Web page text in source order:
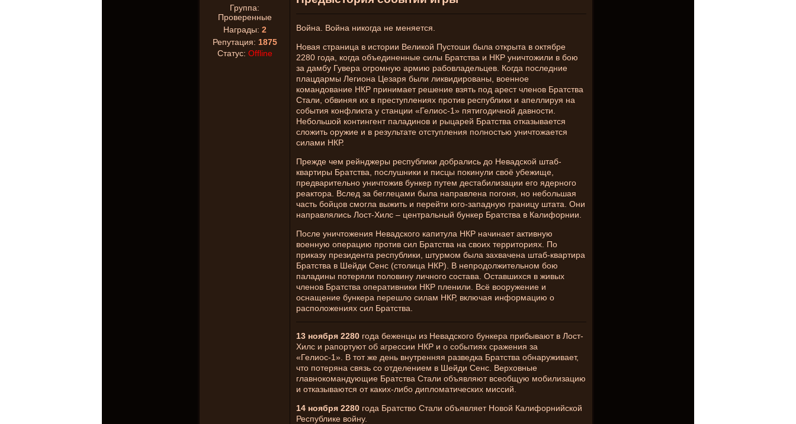
Группа:
Проверенные
Награды: 2
Репутация: 1875
Статус: Offline
Война. Война никогда не меняется.
Новая страница в истории Великой Пустоши была открыта в октябре
2280 года, когда объединенные силы Братства и НКР уничтожили в бою
за дамбу Гувера огромную армию рабовладельцев. Когда последние
плацдармы Легиона Цезаря были ликвидированы, военное
командование НКР принимает решение взять под арест членов Братства
Стали, обвиняя их в преступлениях против республики и апеллируя на
события конфликта у станции «Гелиос-1» пятигодичной давности.
Небольшой контингент паладинов и рыцарей Братства отказывается
сложить оружие и в результате отступления полностью уничтожается
силами НКР.
Прежде чем рейнджеры республики добрались до Невадской штаб-
квартиры Братства, послушники и писцы покинули своё убежище,
предварительно уничтожив бункер путем дестабилизации его ядерного
реактора. Вслед за беглецами была направлена погоня, но небольшая
часть бойцов смогла выжить и перейти юго-западную границу штата. Они
направлялись Лост-Хилс – центральный бункер Братства в Калифорнии.
После уничтожения Невадского капитула НКР начинает активную
военную операцию против сил Братства на своих территориях. По
приказу президента республики, штурмом была захвачена штаб-квартира
Братства в Шейди Сенс (столица НКР). В непродолжительном бою
паладины потеряли половину личного состава. Оставшихся в живых
членов Братства оперативники НКР пленили. Всё вооружение и
оснащение бункера перешло силам НКР, включая информацию о
расположениях сил Братства.
13 ноября 2280 года беженцы из Невадского бункера прибывают в Лост-
Хилс и рапортуют об агрессии НКР и о событиях сражения за
«Гелиос-1». В тот же день внутренняя разведка Братства обнаруживает,
что потеряна связь со отделением в Шейди Сенс. Верховные
главнокомандующие Братства Стали объявляют всеобщую мобилизацию
и отказываются от каких-либо дипломатических миссий.
14 ноября 2280 года Братство Стали объявляет Новой Калифорнийской
Республике войну.